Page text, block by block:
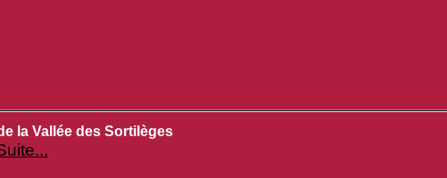
la Vallée des Sortilèges